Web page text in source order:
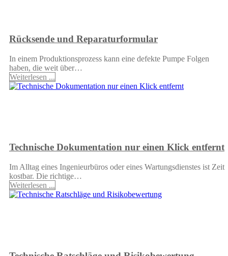
Rücksende und Reparaturformular
In einem Produktionsprozess kann eine defekte Pumpe Folgen
haben, die weit über…
Weiterlesen ...
Technische Dokumentation nur einen Klick entfernt
Im Alltag eines Ingenieurbüros oder eines Wartungsdienstes ist Zeit
kostbar. Die richtige…
Weiterlesen ...